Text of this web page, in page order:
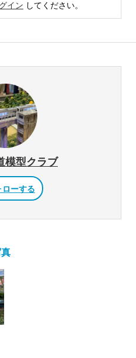
イン してください。
模型クラブ
ローする